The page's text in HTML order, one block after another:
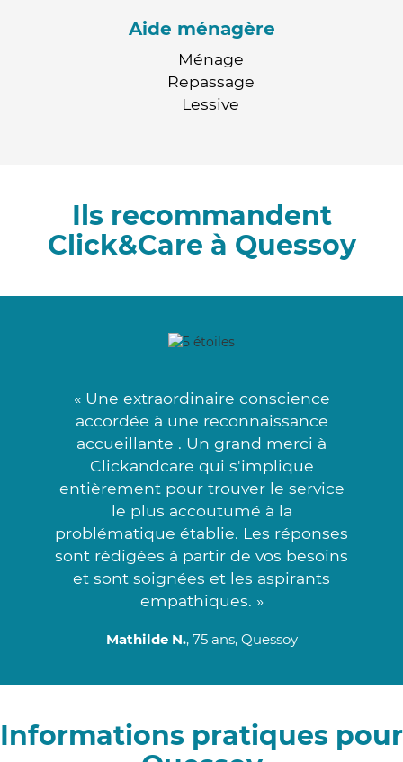
Aide ménagère
Ménage
Repassage
Lessive
Ils recommandent
Click&Care à Quessoy
« Une extraordinaire conscience
accordée à une reconnaissance
accueillante . Un grand merci à
Clickandcare qui s'implique
entièrement pour trouver le service
le plus accoutumé à la
problématique établie. Les réponses
sont rédigées à partir de vos besoins
et sont soignées et les aspirants
empathiques. »
Mathilde N., 75 ans, Quessoy
Informations pratiques pour